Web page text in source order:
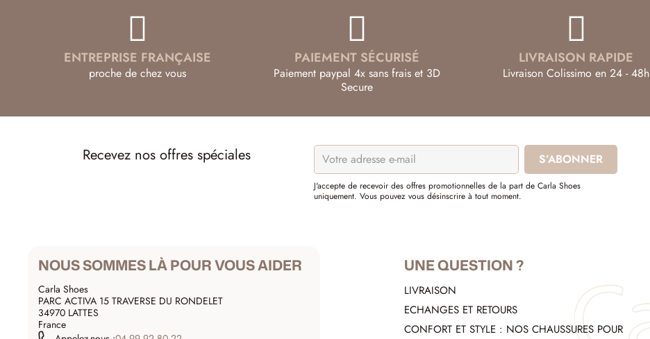
ENTREPRISE FRANÇAISE
proche de chez vous
PAIEMENT SÉCURISÉ
Paiement paypal 4x sans frais et 3D
Secure
LIVRAISON RAPIDE
Livraison Colissimo en 24 - 48h
Recevez nos offres spéciales
J'accepte de recevoir des offres promotionnelles de la part de Carla Shoes
uniquement. Vous pouvez vous désinscrire à tout moment.
NOUS SOMMES LÀ POUR VOUS AIDER
Carla Shoes
PARC ACTIVA 15 TRAVERSE DU RONDELET
34970 LATTES
France
UNE QUESTION ?
LIVRAISON
ECHANGES ET RETOURS
CONFORT ET STYLE : NOS CHAUSSURES POUR